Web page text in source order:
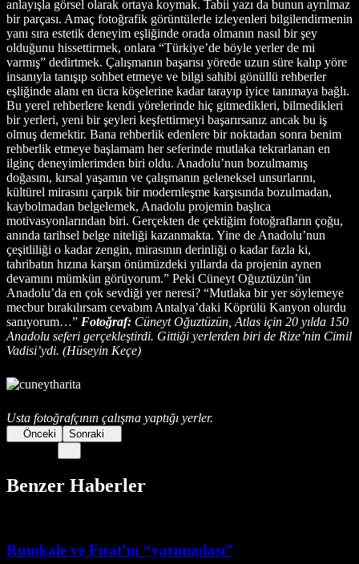
anlayışla görsel olarak ortaya koymak. Tabii yazı da bunun ayrılmaz
bir parçası. Amaç fotoğrafik görüntülerle izleyenleri bilgilendirmenin
yanı sıra estetik deneyim eşliğinde orada olmanın nasıl bir şey
olduğunu hissettirmek, onlara “Türkiye’de böyle yerler de mi
varmış” dedirtmek. Çalışmanın başarısı yörede uzun süre kalıp yöre
insanıyla tanışıp sohbet etmeye ve bilgi sahibi gönüllü rehberler
eşliğinde alanı en ücra köşelerine kadar tarayıp iyice tanımaya bağlı.
Bu yerel rehberlere kendi yörelerinde hiç gitmedikleri, bilmedikleri
bir yerleri, yeni bir şeyleri keşfettirmeyi başarırsanız ancak bu iş
olmuş demektir. Bana rehberlik edenlere bir noktadan sonra benim
rehberlik etmeye başlamam her seferinde mutlaka tekrarlanan en
ilginç deneyimlerimden biri oldu. Anadolu’nun bozulmamış
doğasını, kırsal yaşamın ve çalışmanın geleneksel unsurlarını,
kültürel mirasını çarpık bir modernleşme karşısında bozulmadan,
kaybolmadan belgelemek, Anadolu projemin başlıca
motivasyonlarından biri. Gerçekten de çektiğim fotoğrafların çoğu,
anında tarihsel belge niteliği kazanmakta. Yine de Anadolu’nun
çeşitliliği o kadar zengin, mirasının derinliği o kadar fazla ki,
tahribatın hızına karşın önümüzdeki yıllarda da projenin aynen
devamını mümkün görüyorum.” Peki Cüneyt Oğuztüzün’ün
Anadolu’da en çok sevdiği yer neresi? “Mutlaka bir yer söylemeye
mecbur bırakılırsam cevabım Antalya’daki Köprülü Kanyon olurdu
sanıyorum…” Fotoğraf: Cüneyt Oğuztüzün, Atlas için 20 yılda 150
Anadolu seferi gerçekleştirdi. Gittiği yerlerden biri de Rize’nin Cimil
Vadisi’ydi. (Hüseyin Keçe)
Usta fotoğrafçının çalışma yaptığı yerler.
Önceki Sonraki
Benzer Haberler
Rumkale ve Fırat’ın “yarımadası”